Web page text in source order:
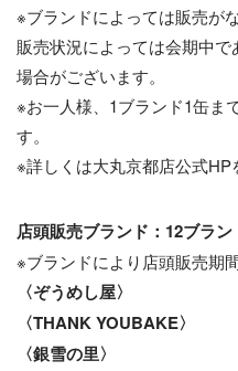
※ブランドによっては販売が
販売状況によっては会期中
場合がございます。
※お一人様、1ブランド1缶ま
す。
※詳しくは大丸京都店公式HP
店頭販売ブランド：12ブラン
※ブランドにより店頭販売期
〈ぞうめし屋〉
〈THANK YOUBAKE〉
〈銀雪の里〉